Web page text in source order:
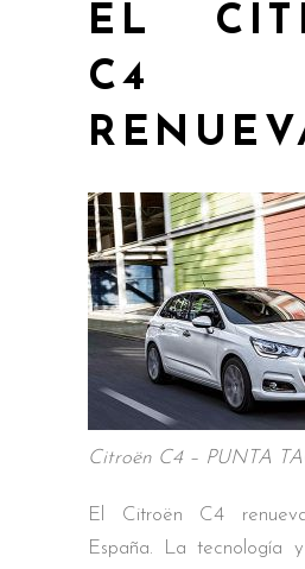
EL
C4
Citroën C4 – PUNTA
El Citroën C4
España. La tecnología